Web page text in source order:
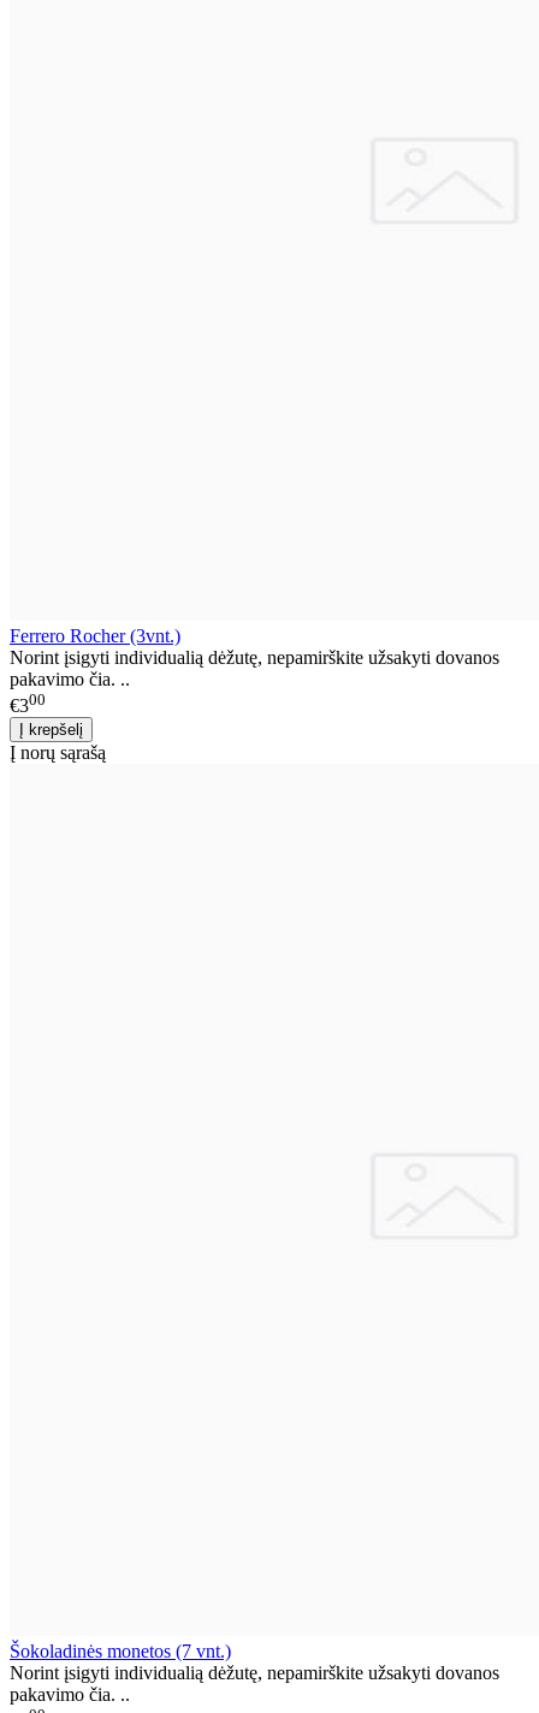
Ferrero Rocher (3vnt.)
Norint įsigyti individualią dėžutę, nepamirškite užsakyti dovanos
pakavimo čia. ..
€300
Į norų sąrašą
Šokoladinės monetos (7 vnt.)
Norint įsigyti individualią dėžutę, nepamirškite užsakyti dovanos
pakavimo čia. ..